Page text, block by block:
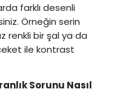
farklı desenli
Örneğin serin
renkli bir şal ya da
ile kontrast
Sorunu Nasıl